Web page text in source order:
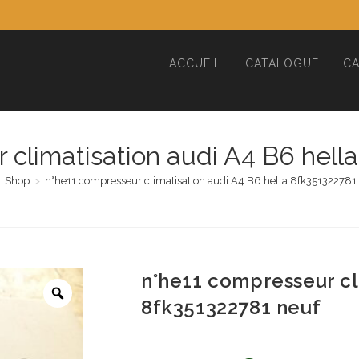
ACCUEIL CATALOGUE
climatisation audi A4 B6
Shop > n°he11 compresseur climatisation audi A4 B6 hella 8fk351322781
n°he11 compresseur
8fk351322781 neuf